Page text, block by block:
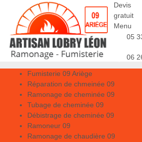
Devis
gratuit
Menu
05
06
Fumisterie 09 Ariège
Réparation de chmeinée 09
Ramonage de cheminée 09
Tubage de cheminée 09
Débistrage de cheminée 09
Ramoneur 09
Ramonage de chaudière 09